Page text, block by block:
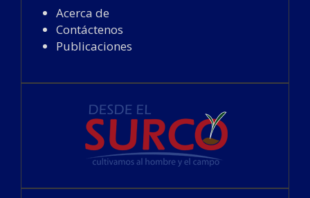
Desde El Surco - Todos los derechos
reservados -2019